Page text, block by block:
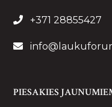
+371 28855427
PIESAKIES